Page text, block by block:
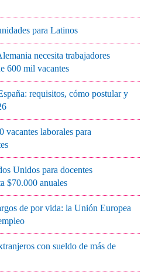
para Latinos
necesita trabajadores
600 mil vacantes
requisitos, cómo postular y
vacantes laborales para
Unidos para docentes
$70.000 anuales
de por vida: la Unión Europea
con sueldo de más de